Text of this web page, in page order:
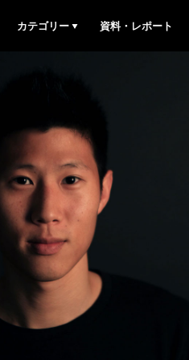
カテゴリー 資料・レポート